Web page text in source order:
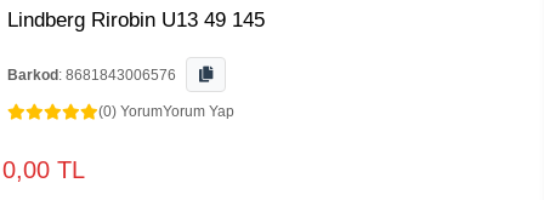
Lindberg Rirobin U13 49 145
Barkod : 8681843006576
(0) YorumYorum Yap
0,00 TL